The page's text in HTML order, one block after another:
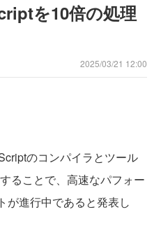
を10倍の処理
2025/03/21 12:00
のコンパイラとツール
ることで、高速なパフォー
が進行中であると発表し